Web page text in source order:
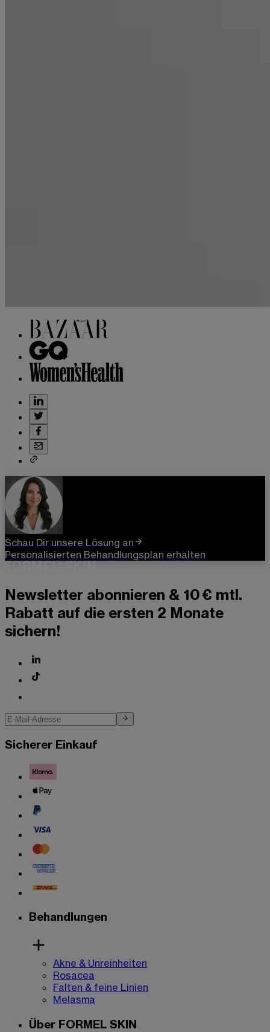
Schau Dir unsere Lösung an
Personalisierten Behandlungsplan erhalten
Newsletter abonnieren & 10 € mtl.
Rabatt auf die ersten 2 Monate
sichern!
Sicherer Einkauf
Behandlungen
Akne & Unreinheiten
Rosacea
Falten & feine Linien
Melasma
Über FORMEL SKIN